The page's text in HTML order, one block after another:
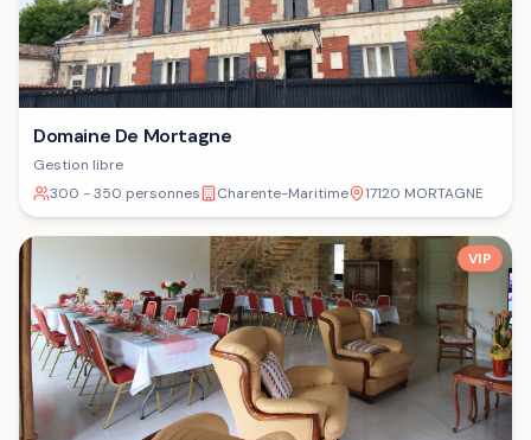
Domaine De Mortagne
Gestion libre
300 - 350 personnes
Charente-Maritime 17120 MORTAGNE
VIP